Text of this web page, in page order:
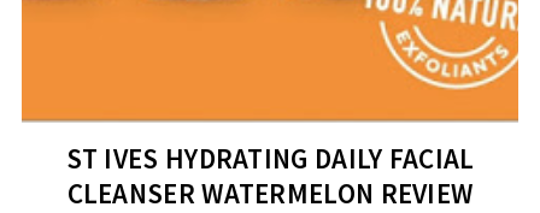
ST IVES HYDRATING DAILY FACIAL
CLEANSER WATERMELON REVIEW